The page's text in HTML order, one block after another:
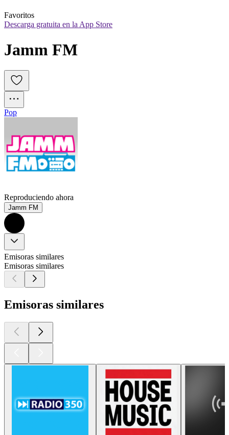
Favoritos
Descarga gratuita en la App Store
Jamm FM
Pop
Reproduciendo ahora
Jamm FM
Emisoras similares
Emisoras similares
Emisoras similares